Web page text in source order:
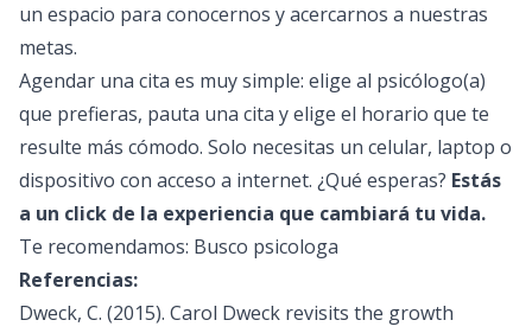
un espacio para conocernos y acercarnos a nuestras
metas.
Agendar una cita es muy simple: elige al psicólogo(a)
que prefieras, pauta una cita y elige el horario que te
resulte más cómodo. Solo necesitas un celular, laptop o
dispositivo con acceso a internet. ¿Qué esperas? Estás
a un click de la experiencia que cambiará tu vida.
Te recomendamos: Busco psicologa
Referencias:
Dweck, C. (2015). Carol Dweck revisits the growth